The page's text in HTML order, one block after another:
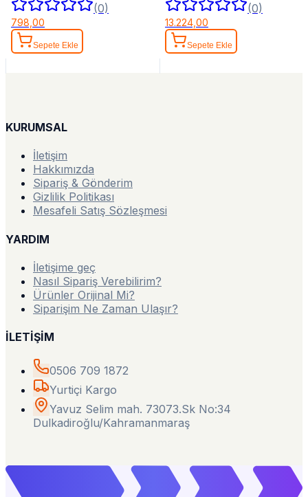
(0)
798,00
Sepete Ekle
(0)
13.224,00
Sepete Ekle
KURUMSAL
İletişim
Hakkımızda
Sipariş & Gönderim
Gizlilik Politikası
Mesafeli Satış Sözleşmesi
YARDIM
İletişime geç
Nasıl Sipariş Verebilirim?
Ürünler Orijinal Mi?
Siparişim Ne Zaman Ulaşır?
İLETİŞİM
0506 709 1872
Yurtiçi Kargo
Yavuz Selim mah. 73073.Sk No:34
Dulkadiroğlu/Kahramanmaraş